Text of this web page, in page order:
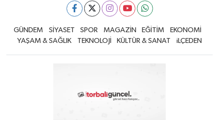
GÜNDEM SİYASET SPOR MAGAZİN EĞİTİM
EKONOMİ
YAŞAM & SAĞLIK
TEKNOLOJİ KÜLTÜR & SANAT iLÇEDEN